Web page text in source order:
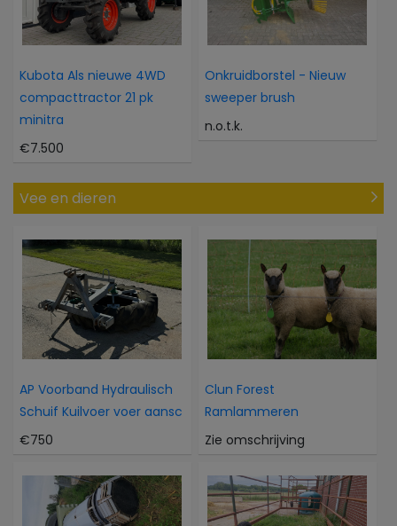
Kubota Als nieuwe 4WD
compacttractor 21 pk
minitra
€7.500
Onkruidborstel - Nieuw
sweeper brush
n.o.t.k.
Vee en dieren
AP Voorband Hydraulisch
Schuif Kuilvoer voer aansc
€750
Clun Forest
Ramlammeren
Zie omschrijving